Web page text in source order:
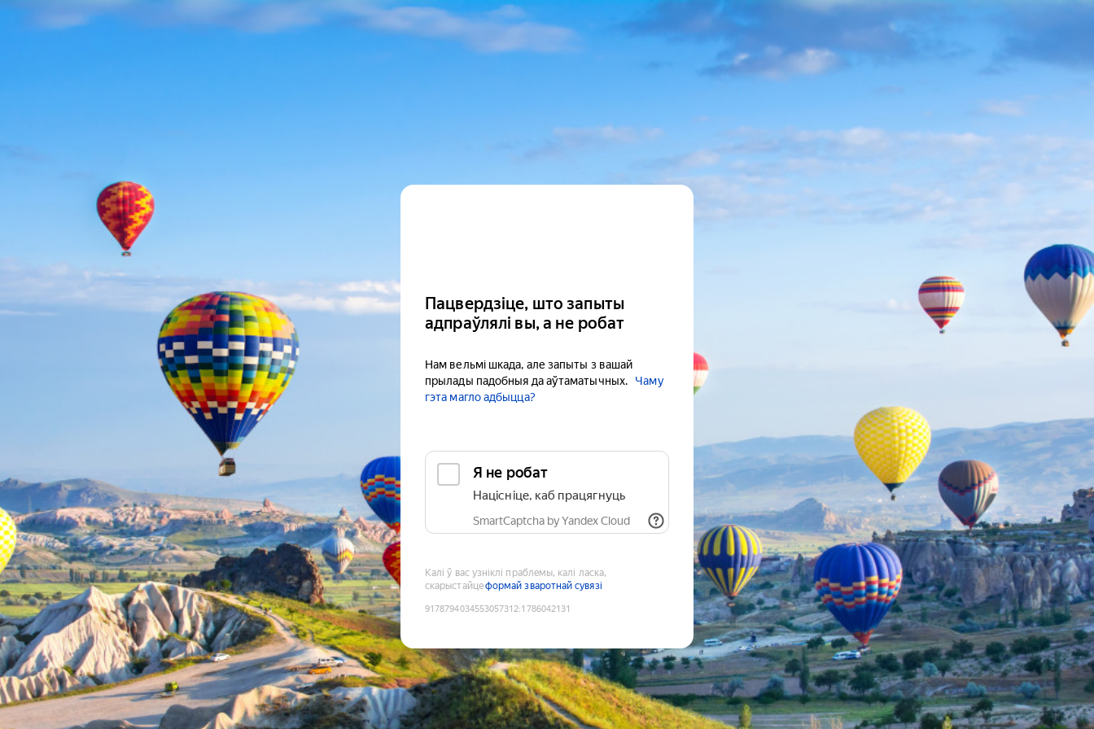
Пацвердзіце, што запыты
адпраўлялі вы, а не робат
Нам вельмі шкада, але запыты з вашай
прылады падобныя да аўтаматычных.
Чаму
гэта магло адбыцца?
Я не робат
Націсніце, каб працягнуць
SmartCaptcha by Yandex Cloud
Калі ў вас узніклі праблемы, калі ласка,
скарыстайцеформай зваротнай сувязі
9178794034553057312:1786042131